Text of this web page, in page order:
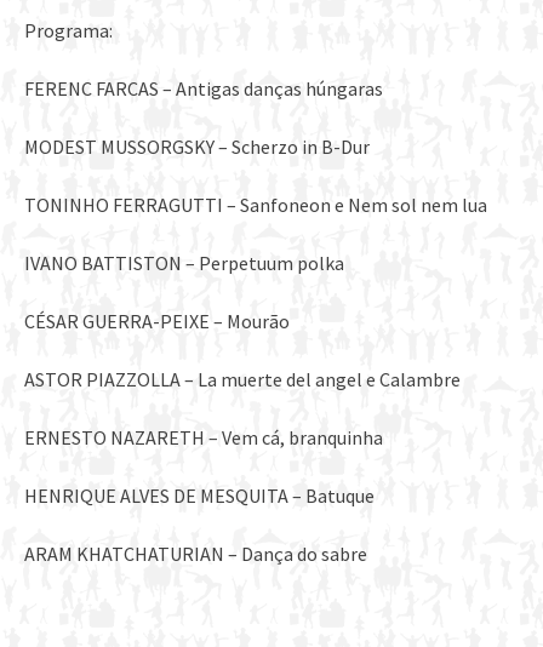
Programa:
FERENC FARCAS – Antigas danças húngaras
MODEST MUSSORGSKY – Scherzo in B-Dur
TONINHO FERRAGUTTI – Sanfoneon e Nem sol nem lua
IVANO BATTISTON – Perpetuum polka
CÉSAR GUERRA-PEIXE – Mourão
ASTOR PIAZZOLLA – La muerte del angel e Calambre
ERNESTO NAZARETH – Vem cá, branquinha
HENRIQUE ALVES DE MESQUITA – Batuque
ARAM KHATCHATURIAN – Dança do sabre